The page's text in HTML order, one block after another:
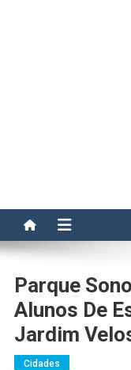
Parque
Alunos De
Jardim
Cidades